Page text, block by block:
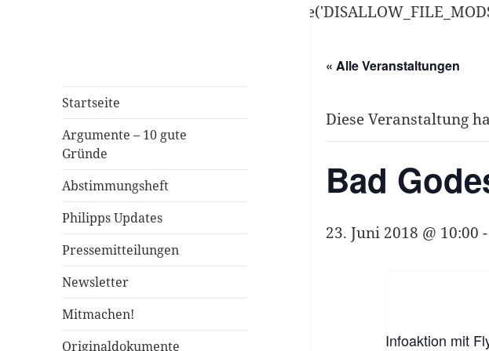
define('DISALLOW_FILE_EDIT', true);
Startseite
Argumente – 10 gute
Gründe
Abstimmungsheft
Philipps Updates
Pressemitteilungen
Newsletter
Mitmachen!
Originaldokumente
« Alle Veranstaltungen
Diese Veranstaltung
Bad
23. Juni 2018 @ 10:00 -
Infoaktion mit